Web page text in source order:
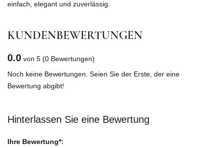
einfach, elegant und zuverlässig.
KUNDENBEWERTUNGEN
0.0 von 5 (0 Bewertungen)
Noch keine Bewertungen. Seien Sie der Erste, der eine
Bewertung abgibt!
Hinterlassen Sie eine Bewertung
Ihre Bewertung*: